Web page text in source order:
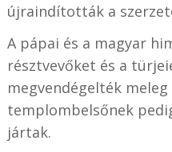
újraindították a
A pápai és a magyar
résztvevőket és a
megvendégelték meleg
templombelsőnek
jártak.